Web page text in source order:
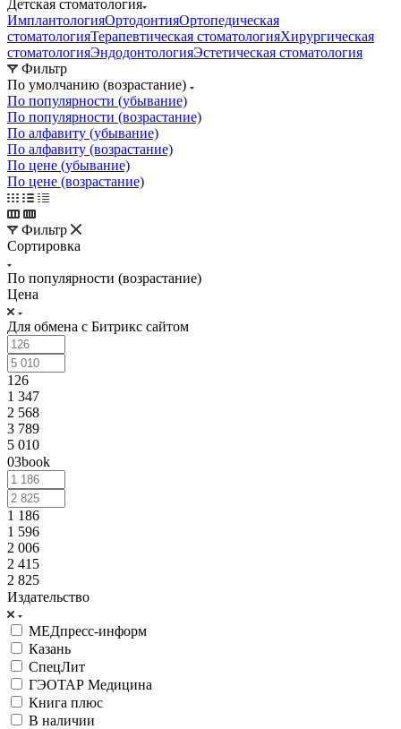
Детская стоматология
ИмплантологияОртодонтияОртопедическая
стоматологияТерапевтическая стоматологияХирургическая
стоматологияЭндодонтологияЭстетическая стоматология
Фильтр
По умолчанию (возрастание)
По популярности (убывание)
По популярности (возрастание)
По алфавиту (убывание)
По алфавиту (возрастание)
По цене (убывание)
По цене (возрастание)
Фильтр
Сортировка
По популярности (возрастание)
Цена
Для обмена с Битрикс сайтом
126
1 347
2 568
3 789
5 010
03book
1 186
1 596
2 006
2 415
2 825
Издательство
МЕДпресс-информ
Казань
СпецЛит
ГЭОТАР Медицина
Книга плюс
В наличии